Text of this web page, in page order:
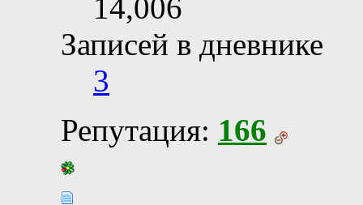
14,006
Записей в дневнике
3
Репутация: 166